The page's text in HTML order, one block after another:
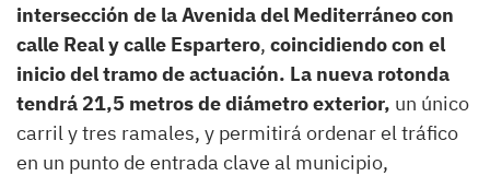
intersección de la Avenida del Mediterráneo con
calle Real y calle Espartero, coincidiendo con el
inicio del tramo de actuación. La nueva rotonda
tendrá 21,5 metros de diámetro exterior, un único
carril y tres ramales, y permitirá ordenar el tráfico
en un punto de entrada clave al municipio,